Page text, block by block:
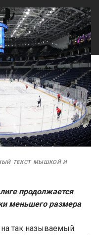
ТЕКСТ МЫШКОЙ И
продолжается
меньшего размера
на так называемый